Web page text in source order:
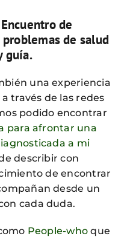
de
de salud
guía.
una experiencia
través de las redes
podido encontrar
para afrontar una
a mi
describir con
de encontrar
desde un
cada duda.
People-who que